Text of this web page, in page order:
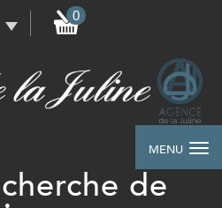
0
MENU